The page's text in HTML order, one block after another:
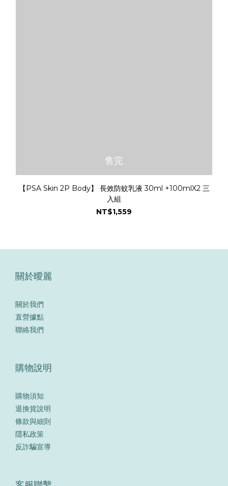
售完
【PSA Skin 2P Body】 長效防蚊乳液 30ml +100mlX2 三
入組
NT$1,559
關於曖麗
關於我們
直營據點
聯絡我們
購物說明
購物須知
退換貨說明
條款與細則
隱私政策
反詐騙宣導